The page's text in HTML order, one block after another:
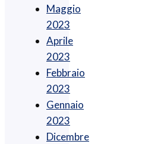
Maggio
2023
Aprile
2023
Febbraio
2023
Gennaio
2023
Dicembre